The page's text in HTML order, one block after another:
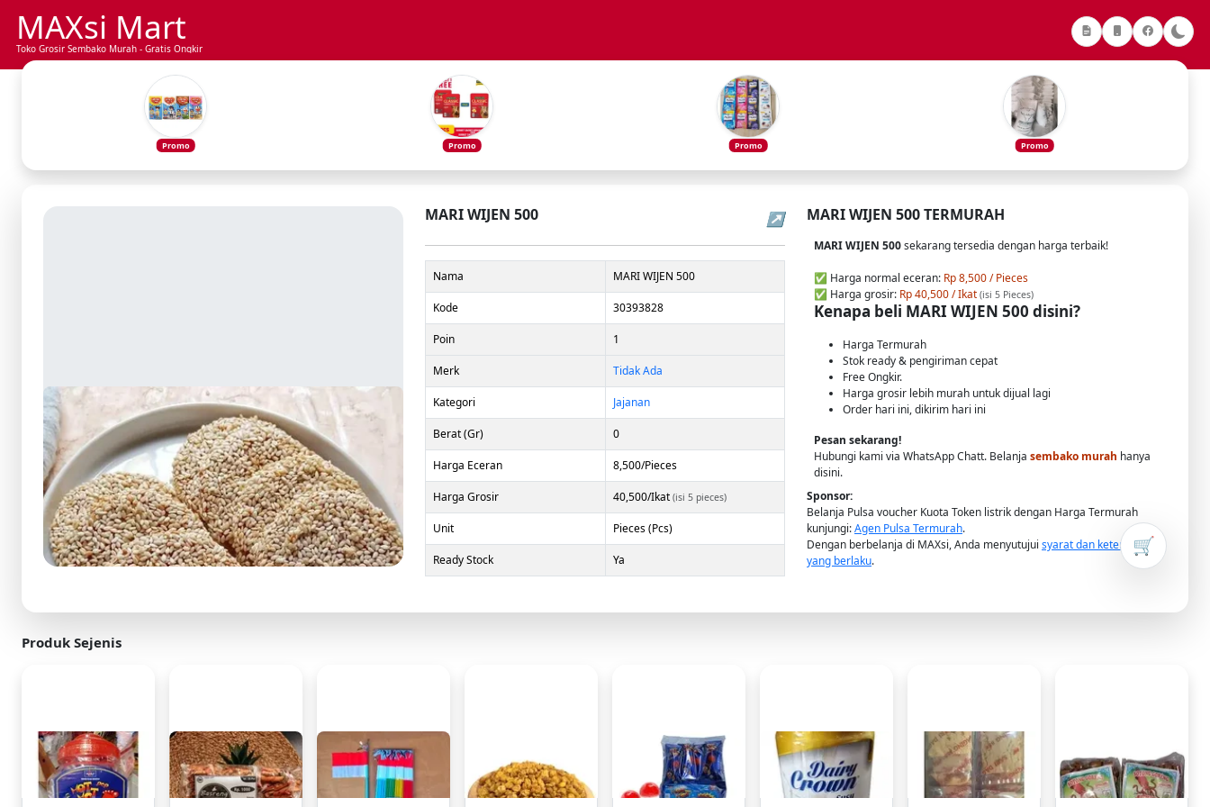
MAXsi Mart
Toko Grosir Sembako Murah - Gratis Ongkir
Promo Promo Promo Promo
MARI WIJEN 500 ↗
Nama MARI WIJEN 500
Kode 30393828
Poin 1
Merk Tidak Ada
Kategori Jajanan
Berat (Gr) 0
Harga Eceran 8,500/Pieces
Harga Grosir 40,500/Ikat (isi 5 pieces)
Unit Pieces (Pcs)
Ready Stock Ya
MARI WIJEN 500 TERMURAH
MARI WIJEN 500sekarang tersedia dengan harga terbaik!
✅ Harga normal eceran: Rp 8,500 / Pieces
✅ Harga grosir: Rp 40,500 / Ikat (isi 5 Pieces)
Kenapa beli MARI WIJEN 500 disini?
Harga Termurah
Stok ready & pengiriman cepat
Free Ongkir.
Harga grosir lebih murah untuk dijual lagi
Order hari ini, dikirim hari ini
Pesan sekarang!
Hubungi kami via WhatsApp Chatt. Belanja sembako murah hanya
disini.
🛒
Sponsor:
Belanja Pulsa voucher Kuota Token listrik dengan Harga Termurah
kunjungi:Agen Pulsa Termurah.
Dengan berbelanja di MAXsi, Anda menyutujui syarat dan ketentuan
yang berlaku.
Produk Sejenis